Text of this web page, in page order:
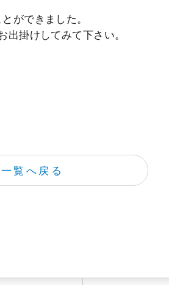
ができました。
掛けしてみて下さい。
一覧へ戻る